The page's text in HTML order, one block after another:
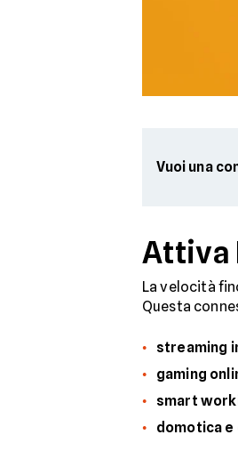
Vuoi una
Attiva
La velocità
Questa
streaming
gaming
smart
domotica